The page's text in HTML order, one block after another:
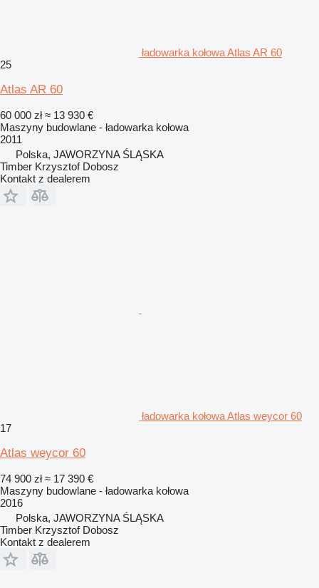
ładowarka kołowa Atlas AR 60
25
Atlas AR 60
60 000 zł ≈ 13 930 €
Maszyny budowlane - ładowarka kołowa
2011
Polska, JAWORZYNA ŚLĄSKA
Timber Krzysztof Dobosz
Kontakt z dealerem
ładowarka kołowa Atlas weycor 60
17
Atlas weycor 60
74 900 zł ≈ 17 390 €
Maszyny budowlane - ładowarka kołowa
2016
Polska, JAWORZYNA ŚLĄSKA
Timber Krzysztof Dobosz
Kontakt z dealerem